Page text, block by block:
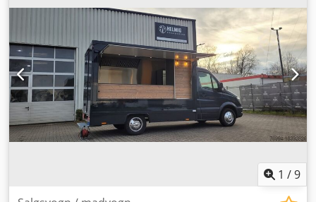
Styret Bagaksel: Dobbelmonterede hjul = Yderligere
muligheder og tilbehør = - Udvendig temperaturmåler
Cjdjy Rxw Njpfx Aigsha - Kamerasystem - LED-belysning -
Luftaffjedring - Radio/CD-afspiller - Bak-kamera =
Bemærkninger = 3,0-liters motor 2 x køleskab Nettopris
16.800,-- euro.
1 /9